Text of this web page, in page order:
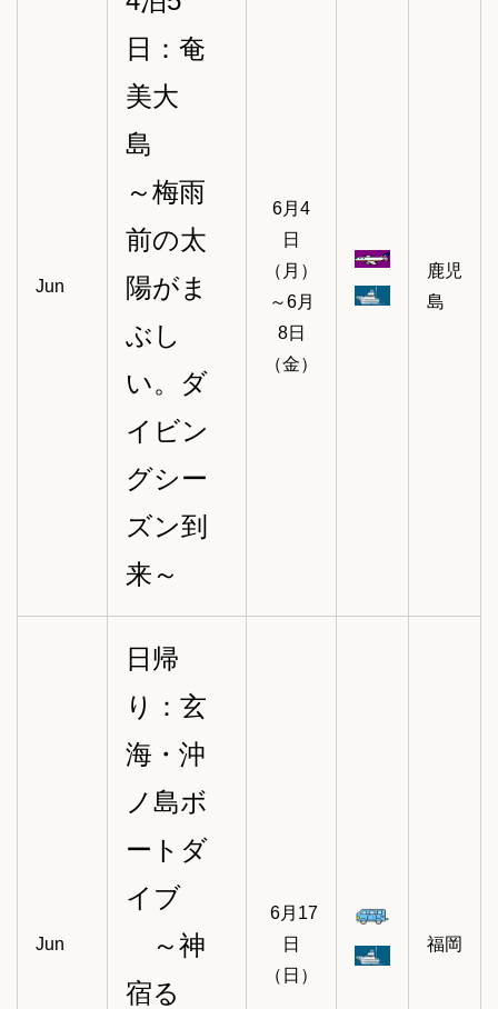
Jun
日：奄
美大
島
～梅雨
前の太
陽がま
ぶし
い。ダ
イビン
グシー
ズン到
来～
6月4
日
（月）
～6月
8日
（金）
鹿児
島
Jun
日帰
り：玄
海・沖
ノ島ボ
ートダ
イブ
～神
宿る
6月17
日
（日）
福岡